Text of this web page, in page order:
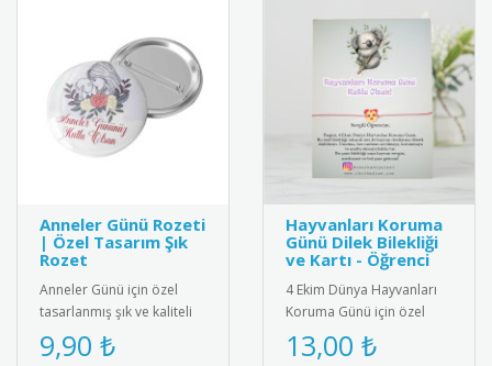
Anneler Günü Rozeti
| Özel Tasarım Şık
Rozet
Anneler Günü için özel
tasarlanmış şık ve kaliteli
rozet. 2025 yılına özel
desen ve renklerle üretil..
9,90 ₺
Hayvanları Koruma
Günü Dilek Bilekliği
ve Kartı - Öğrenci
4 Ekim Dünya Hayvanları
Koruma Günü için özel
olarak hazırlanan bu
anlamlı hediye kartı ve
13,00 ₺